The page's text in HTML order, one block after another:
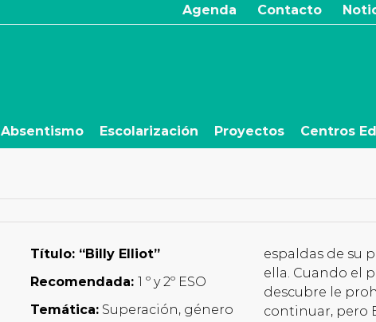
Agenda Contacto
Absentismo Escolarización Proyectos Centros
Título: “Billy Elliot”
Recomendada:1 º y 2º ESO
Temática: Superación, género
espaldas de su
ella. Cuando el
descubre le
continuar, pero